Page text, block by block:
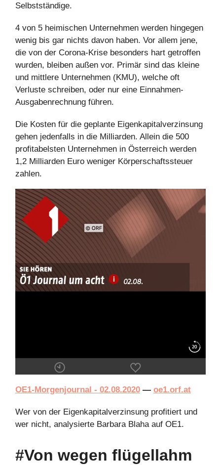
Selbstständige.
4 von 5 heimischen Unternehmen werden hingegen
wenig bis gar nichts davon haben. Vor allem jene,
die von der Corona-Krise besonders hart getroffen
wurden, bleiben außen vor. Primär sind das kleine
und mittlere Unternehmen (KMU), welche oft
Verluste schreiben, oder nur eine Einnahmen-
Ausgabenrechnung führen.
Die Kosten für die geplante Eigenkapitalverzinsung
gehen jedenfalls in die Milliarden. Allein die 500
profitabelsten Unternehmen in Österreich werden
1,2 Milliarden Euro weniger Körperschaftssteuer
zahlen.
OE1-Morgenjournal - 02.08.2020 — oe1.orf.at
Wer von der Eigenkapitalverzinsung profitiert und
wer nicht, analysierte Barbara Blaha auf OE1.
#Von wegen flügellahm